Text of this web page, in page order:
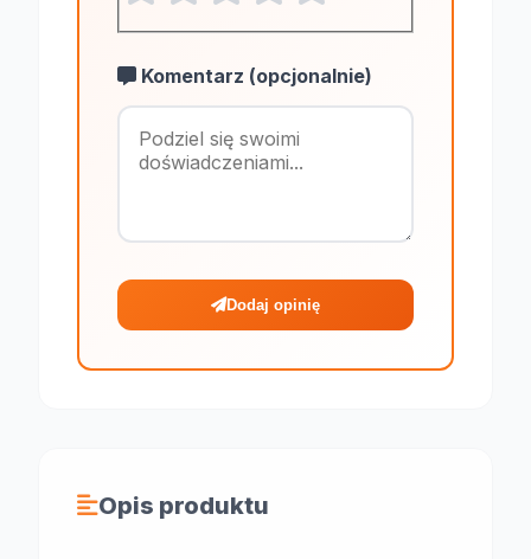
Komentarz (opcjonalnie)
Maksymalnie
Dodaj opinię
Opis produktu